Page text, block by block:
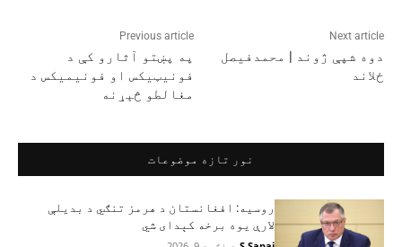
Previous article
په پښتو آثارو کې د
فونیټیکس او فونیمیکس د
مغالطو څېړنه
Next article
دوه شپې ژوند | محمدفیصل
ځلاند
نور تازه موضوعات
روسیه: افغانستان د هرمز تنګي د بدیلې
لارې یوه برخه کېدای شي